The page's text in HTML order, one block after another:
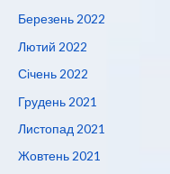
Березень 2022
Лютий 2022
Січень 2022
Грудень 2021
Листопад 2021
Жовтень 2021